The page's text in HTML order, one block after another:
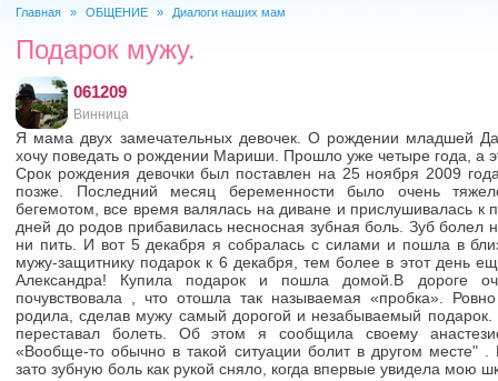
Главная » ОБЩЕНИЕ » Диалоги наших мам
Подарок мужу.
061209
Винница
Я мама двух замечательных девочек. О рождении младшей
хочу поведать о рождении Мариши. Прошло уже четыре года, а
Срок рождения девочки был поставлен на 25 ноября 2009
позже. Последний месяц беременности было очень
бегемотом, все время валялась на диване и прислушивалась к
дней до родов прибавилась несносная зубная боль. Зуб болел
ни пить. И вот 5 декабря я собралась с силами и пошла в
мужу-защитнику подарок к 6 декабря, тем более в этот день
Александра! Купила подарок и пошла домой.В дороге
почувствовала , что отошла так называемая «пробка».
родила, сделав мужу самый дорогой и незабываемый подарок.
переставал болеть. Об этом я сообщила своему
«Вообще-то обычно в такой ситуации болит в другом месте"
зато зубную боль как рукой сняло, когда впервые увидела мою